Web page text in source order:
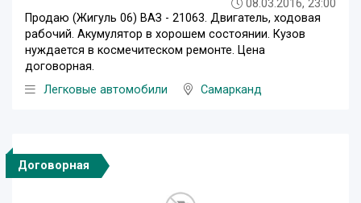
08.03.2016, 23:00
Продаю (Жигуль 06) ВАЗ - 21063. Двигатель, ходовая
рабочий. Акумулятор в хорошем состоянии. Кузов
нуждается в космечитеском ремонте. Цена
договорная.
Легковые автомобили
Самарканд
Договорная